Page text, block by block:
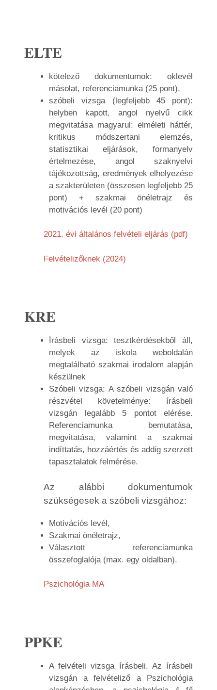
ELTE
kötelező dokumentumok: oklevél
másolat, referenciamunka (25 pont),
szóbeli vizsga (legfeljebb 45 pont):
helyben kapott, angol nyelvű cikk
megvitatása magyarul: elméleti háttér,
kritikus módszertani elemzés,
statisztikai eljárások, formanyelv
értelmezése, angol szaknyelvi
tájékozottság, eredmények elhelyezése
a szakterületen (összesen legfeljebb 25
pont) + szakmai önéletrajz és
motivációs levél (20 pont)
2021. évi általános felvételi eljárás (pdf)
Felvételizőknek (2024)
KRE
Írásbeli vizsga: tesztkérdésekből áll,
melyek az iskola weboldalán
megtalálható szakmai irodalom alapján
készülnek
Szóbeli vizsga: A szóbeli vizsgán való
részvétel követelménye: írásbeli
vizsgán legalább 5 pontot elérése.
Referenciamunka bemutatása,
megvitatása, valamint a szakmai
indíttatás, hozzáértés és addig szerzett
tapasztalatok felmérése.
Az alábbi dokumentumok
szükségesek a szóbeli vizsgához:
Motivációs levél,
Szakmai önéletrajz,
Választott referenciamunka
összefoglalója (max. egy oldalban).
Pszichológia MA
PPKE
A felvételi vizsga írásbeli. Az írásbeli
vizsgán a felvételiző a Pszichológia